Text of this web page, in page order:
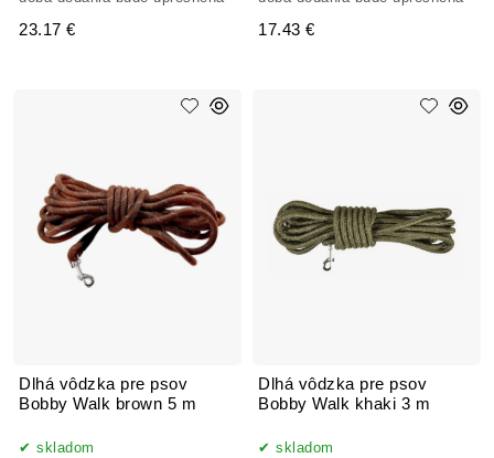
23.17 € 17.43 €
Dlhá vôdzka pre psov
Bobby Walk brown 5 m
skladom
Dlhá vôdzka pre psov
Bobby Walk khaki 3 m
skladom